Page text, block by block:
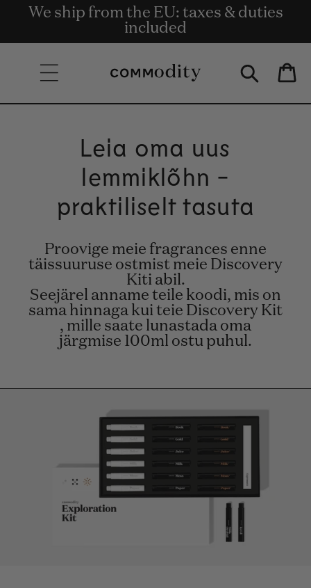
Skip to content
Tasuta kohaletoimetamine alates 135€
tellimuste puhul.
We ship from the EU: taxes & duties
included
Get rewards for shopping with
Commodity.Circle
Bag
Leia oma uus
lemmiklõhn -
praktiliselt tasuta
Proovige meie fragrances enne
täissuuruse ostmist meie Discovery
Kiti abil.
Seejärel anname teile koodi, mis on
sama hinnaga kui teie Discovery Kit
, mille saate lunastada oma
järgmise 100ml ostu puhul.